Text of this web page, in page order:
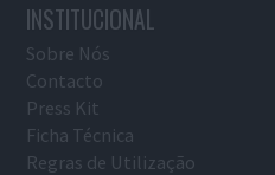
INSTITUCIONAL
Sobre Nós
Contacto
Press Kit
Ficha Técnica
Regras de Utilização